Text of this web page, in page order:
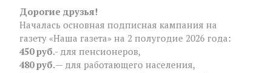
Дорогие друзья!
Началась основная подписная кампания на
газету «Наша газета» на 2 полугодие 2026 года:
450 руб.- для пенсионеров,
480 руб.— для работающего населения,